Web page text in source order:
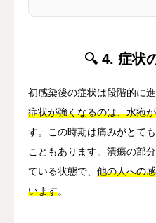
🔍 4. 症状
初感染後の症状は段階的に進
症状が強くなるのは、水疱
す。この時期は痛みがとて
こともあります。潰瘍の部
ている状態で、 他の人への
います。